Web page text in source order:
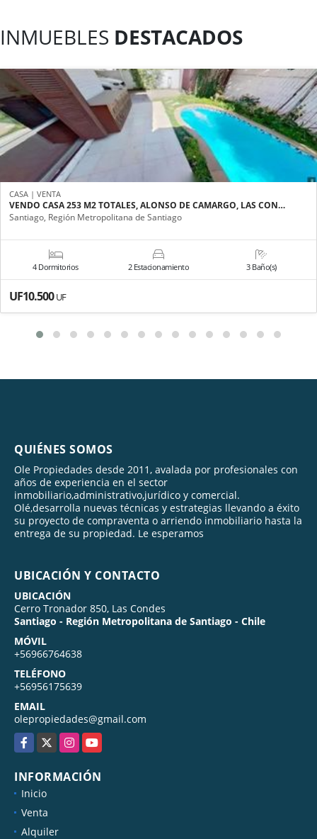
INMUEBLES DESTACADOS
CASA | VENTA
VENDO CASA 253 M2 TOTALES, ALONSO DE CAMARGO, LAS CON…
Santiago, Región Metropolitana de Santiago
4 Dormitorios 2 Estacionamiento 3 Baño(s)
UF10.500UF
QUIÉNES SOMOS
Ole Propiedades desde 2011, avalada por profesionales con
años de experiencia en el sector
inmobiliario,administrativo,jurídico y comercial.
Olé,desarrolla nuevas técnicas y estrategias llevando a éxito
su proyecto de compraventa o arriendo inmobiliario hasta la
entrega de su propiedad. Le esperamos
UBICACIÓN Y CONTACTO
UBICACIÓN
Cerro Tronador 850, Las Condes
Santiago - Región Metropolitana de Santiago - Chile
MÓVIL
+56966764638
TELÉFONO
+56956175639
EMAIL
olepropiedades@gmail.com
Facebook
X InstagramYouTube
INFORMACIÓN
Inicio
Venta
Alquiler